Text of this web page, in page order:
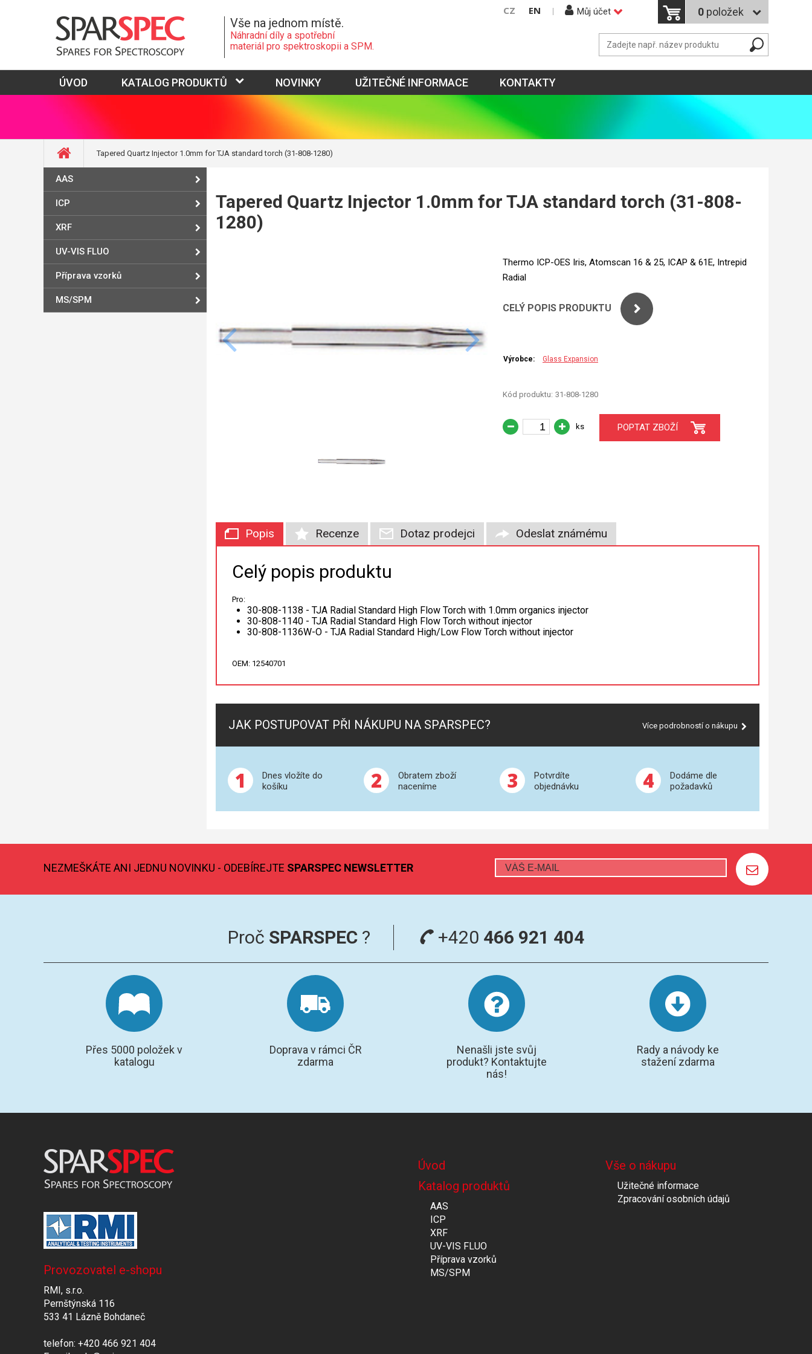
Vše na jednom místě.
Náhradní díly a spotřební
materiál pro spektroskopii a SPM.
CZ EN Můj účet 0 položek
ÚVOD KATALOG PRODUKTŮ NOVINKY UŽITEČNÉ INFORMACE KONTAKTY
Tapered Quartz Injector 1.0mm for TJA standard torch (31-808-1280)
AAS
ICP
XRF
UV-VIS FLUO
Příprava vzorků
MS/SPM
Tapered Quartz Injector 1.0mm for TJA standard torch (31-808-
1280)
Thermo ICP-OES Iris, Atomscan 16 & 25, ICAP & 61E, Intrepid
Radial
CELÝ POPIS PRODUKTU
Výrobce: Glass Expansion
Kód produktu: 31-808-1280
ks POPTAT ZBOŽÍ
Popis Recenze Dotaz prodejci Odeslat známému
Celý popis produktu
Pro:
30-808-1138 - TJA Radial Standard High Flow Torch with 1.0mm organics injector
30-808-1140 - TJA Radial Standard High Flow Torch without injector
30-808-1136W-O - TJA Radial Standard High/Low Flow Torch without injector
OEM: 12540701
JAK POSTUPOVAT PŘI NÁKUPU NA SPARSPEC? Více podrobností o nákupu
1
Dnes vložíte do
košíku
2
Obratem zboží
naceníme
3
Potvrdíte
objednávku
4
Dodáme dle
požadavků
NEZMEŠKÁTE ANI JEDNU NOVINKU - ODEBÍREJTE SPARSPEC NEWSLETTER
Proč SPARSPEC ? +420 466 921 404
Přes 5000 položek v
katalogu
Doprava v rámci ČR
zdarma
Nenašli jste svůj
produkt? Kontaktujte
nás!
Rady a návody ke
stažení zdarma
Provozovatel e-shopu
RMI, s.r.o.
Pernštýnská 116
533 41 Lázně Bohdaneč
telefon: +420 466 921 404
Úvod
Katalog produktů
AAS
ICP
XRF
UV-VIS FLUO
Příprava vzorků
MS/SPM
Vše o nákupu
Užitečné informace
Zpracování osobních údajů